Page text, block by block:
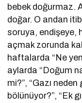
bebek doğurmaz.
doğar. O andan
soruya, endişeye,
açmak zorunda
haftalarda “Ne
aylarda “Doğum
mi?”, “Gazı
bölünüyor?”, “Ek